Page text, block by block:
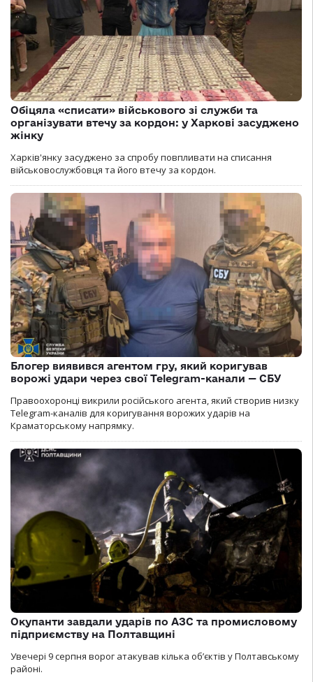
Обіцяла «списати» військового зі служби та
організувати втечу за кордон: у Харкові засуджено
жінку
Харків'янку засуджено за спробу повпливати на списання
військовослужбовця та його втечу за кордон.
Блогер виявився агентом гру, який коригував
ворожі удари через свої Telegram-канали — СБУ
Правоохоронці викрили російського агента, який створив низку
Telegram-каналів для коригування ворожих ударів на
Краматорському напрямку.
Окупанти завдали ударів по АЗС та промисловому
підприємству на Полтавщині
Увечері 9 серпня ворог атакував кілька обʼєктів у Полтавському
районі.